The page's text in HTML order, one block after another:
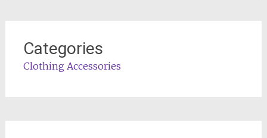
Categories
Clothing Accessories